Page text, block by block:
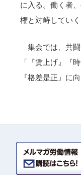
に入る。働く者
権と対峙してい
集会では、共
「『賃上げ』『
『格差是正』に